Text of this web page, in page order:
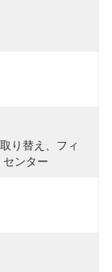
り替え、フィ
ンター